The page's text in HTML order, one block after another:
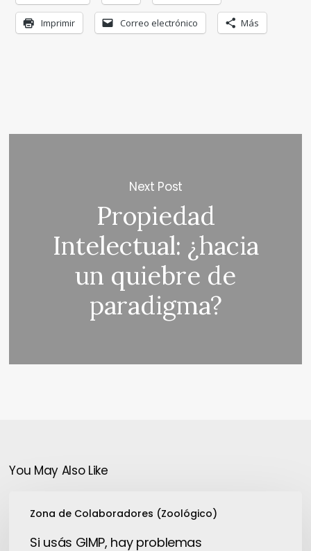
Imprimir Correo electrónico Más
Next Post
Propiedad
Intelectual: ¿hacia
un quiebre de
paradigma?
You May Also Like
Zona de Colaboradores (Zoológico)
usás
Si usás GIMP, hay problemas